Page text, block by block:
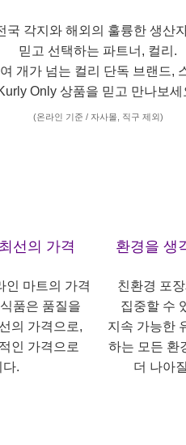
국 각지와 해외의 훌륭한 생산
믿고 선택하는 파트너, 컬리.
개가 넘는 컬리 단독 브랜드,
Only 상품을 믿고 만나보세
(온라인 기준 / 자사몰, 직구 제외)
선의 가격
인 마트의 가격
품은 품질을
의 가격으로,
인 가격으로
다.
환경을 생
친환경 포
집중할 수
지속 가능한
하는 모든 환
더 나아